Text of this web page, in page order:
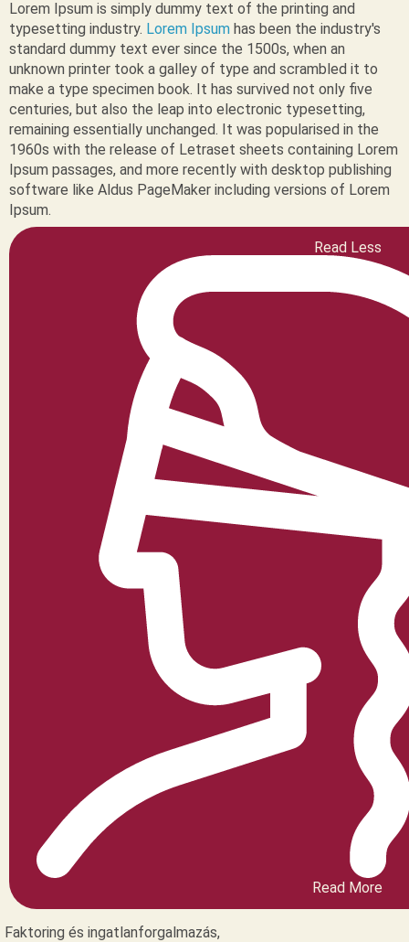
Lorem Ipsum is simply dummy text of the printing and
typesetting industry. Lorem Ipsum has been the industry's
standard dummy text ever since the 1500s, when an
unknown printer took a galley of type and scrambled it to
make a type specimen book. It has survived not only five
centuries, but also the leap into electronic typesetting,
remaining essentially unchanged. It was popularised in the
1960s with the release of Letraset sheets containing Lorem
Ipsum passages, and more recently with desktop publishing
software like Aldus PageMaker including versions of Lorem
Ipsum.
Read Less
Read More
Faktoring és ingatlanforgalmazás,